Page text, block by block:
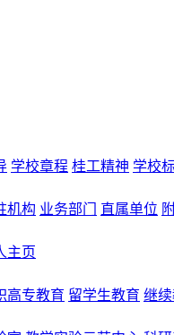
学校章程 桂工精神 学校
机构 业务部门 直属单位
主页
高专教育 留学生教育 继